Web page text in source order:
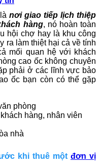
là nơi giao tiếp lịch thiệp
hàng, nó hoàn toàn
hội chợ hay là khu công
ra làm thiệt hại cả về tính
mối quan hệ với khách
cao ốc không chuyên
phải ở các lĩnh vực bảo
ốc bạn còn có thể gặp
phòng
hàng, nhân viên
nhà
khi thuê một đơn vị